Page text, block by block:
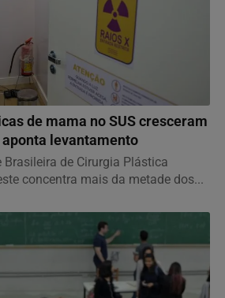
de mama no SUS cresceram
aponta levantamento
Brasileira de Cirurgia Plástica
concentra mais da metade dos...